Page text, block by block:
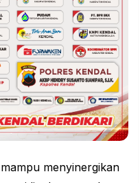
menyinergikan